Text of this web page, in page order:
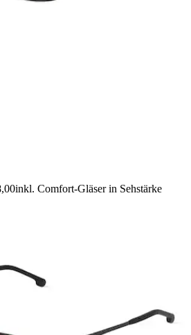
inkl. Comfort-Gläser in Sehstärke